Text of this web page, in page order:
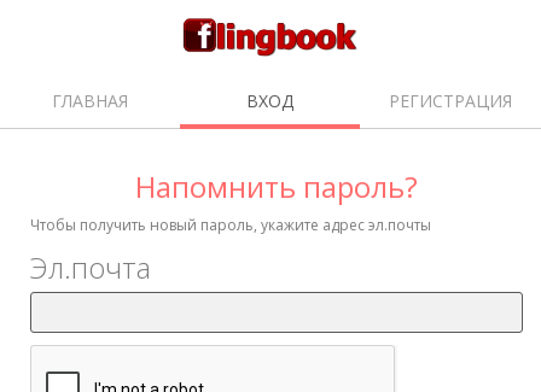
ГЛАВНАЯ ВХОД РЕГИСТРАЦИЯ
Напомнить пароль?
Чтобы получить новый пароль, укажите адрес эл.почты
Эл.почта